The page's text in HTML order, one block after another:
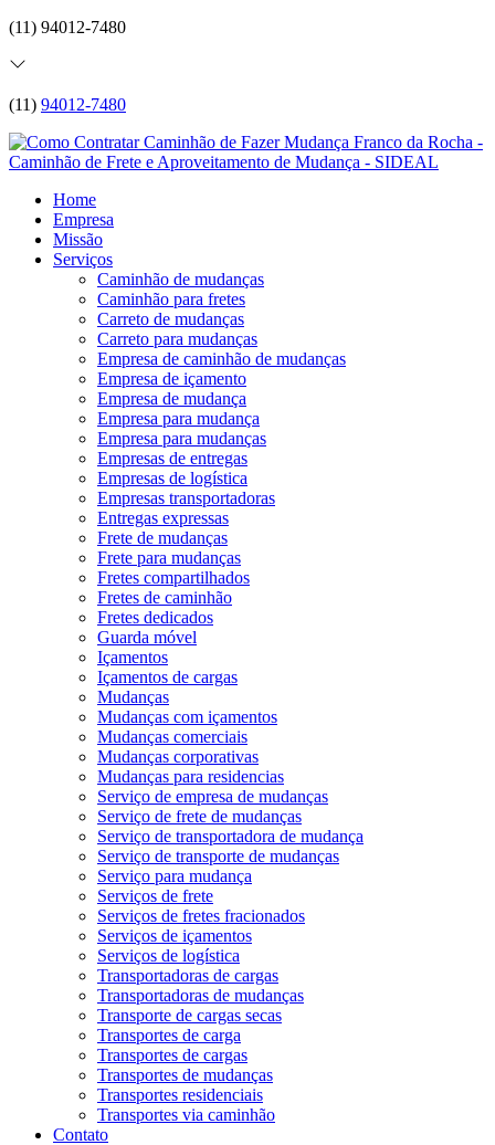
(11) 94012-7480
(11) 94012-7480
Home
Empresa
Missão
Serviços
Caminhão de mudanças
Caminhão para fretes
Carreto de mudanças
Carreto para mudanças
Empresa de caminhão de mudanças
Empresa de içamento
Empresa de mudança
Empresa para mudança
Empresa para mudanças
Empresas de entregas
Empresas de logística
Empresas transportadoras
Entregas expressas
Frete de mudanças
Frete para mudanças
Fretes compartilhados
Fretes de caminhão
Fretes dedicados
Guarda móvel
Içamentos
Içamentos de cargas
Mudanças
Mudanças com içamentos
Mudanças comerciais
Mudanças corporativas
Mudanças para residencias
Serviço de empresa de mudanças
Serviço de frete de mudanças
Serviço de transportadora de mudança
Serviço de transporte de mudanças
Serviço para mudança
Serviços de frete
Serviços de fretes fracionados
Serviços de içamentos
Serviços de logística
Transportadoras de cargas
Transportadoras de mudanças
Transporte de cargas secas
Transportes de carga
Transportes de cargas
Transportes de mudanças
Transportes residenciais
Transportes via caminhão
Contato